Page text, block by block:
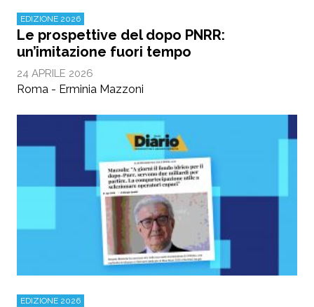
EDIZIONE 2026
Le prospettive del dopo PNRR:
un’imitazione fuori tempo
24 APRILE 2026
Roma - Erminia Mazzoni
EDIZIONE 2026